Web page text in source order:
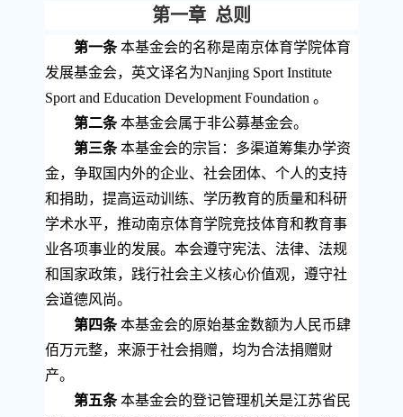
第一章 总则
第一条 本基金会的名称是南京体育学院体育
发展基金会，英文译名为Nanjing Sport Institute
Sport and Education Development Foundation 。
第二条 本基金会属于非公募基金会。
第三条 本基金会的宗旨：多渠道筹集办学资
金，争取国内外的企业、社会团体、个人的支持
和捐助，提高运动训练、学历教育的质量和科研
学术水平，推动南京体育学院竞技体育和教育事
业各项事业的发展。本会遵守宪法、法律、法规
和国家政策，践行社会主义核心价值观，遵守社
会道德风尚。
第四条 本基金会的原始基金数额为人民币肆
佰万元整，来源于社会捐赠，均为合法捐赠财
产。
第五条 本基金会的登记管理机关是江苏省民